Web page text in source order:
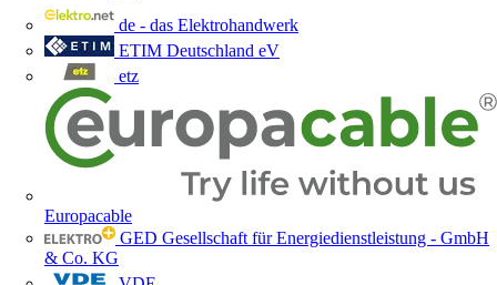
de - das Elektrohandwerk
ETIM Deutschland eV
etz
Europacable
GED Gesellschaft für Energiedienstleistung - GmbH
& Co. KG